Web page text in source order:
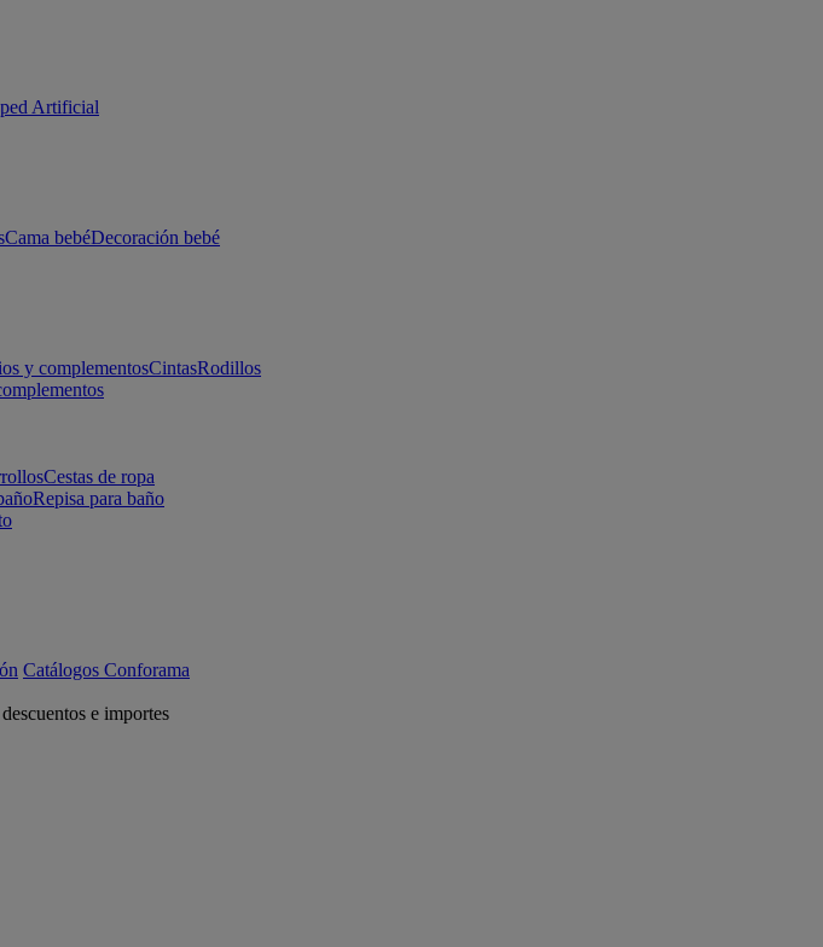
Artificial
Cama bebéDecoración bebé
y complementosCintasRodillos
Cestas de ropa
Repisa para baño
Catálogos Conforama
e importes